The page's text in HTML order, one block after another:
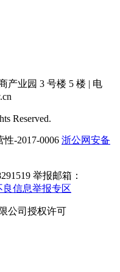
产业园 3 号楼 5 楼 | 电
Reserved.
性-2017-0006 浙公网安备
举报邮箱：
信息举报专区
公司授权许可